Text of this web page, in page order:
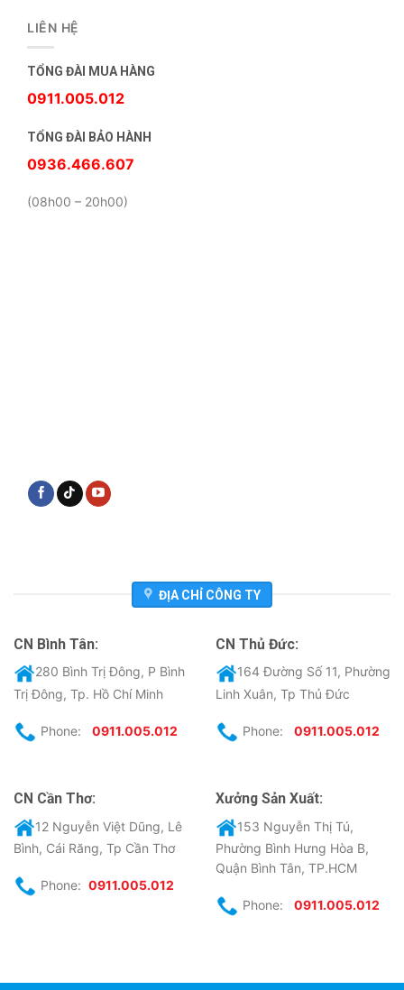
LIÊN HỆ
TỔNG ĐÀI MUA HÀNG
0911.005.012
TỔNG ĐÀI BẢO HÀNH
0936.466.607
(08h00 – 20h00)
ĐỊA CHỈ CÔNG TY
CN Bình Tân:
280 Bình Trị Đông, P Bình
Trị Đông, Tp. Hồ Chí Minh
Phone: 0911.005.012
CN Thủ Đức:
164 Đường Số 11, Phường
Linh Xuân, Tp Thủ Đức
Phone: 0911.005.012
CN Cần Thơ:
12 Nguyễn Việt Dũng, Lê
Bình, Cái Răng, Tp Cần Thơ
Phone: 0911.005.012
Xưởng Sản Xuất:
153 Nguyễn Thị Tú,
Phường Bình Hưng Hòa B,
Quận Bình Tân, TP.HCM
Phone: 0911.005.012